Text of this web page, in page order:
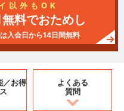
以外もOK
料でおためし
入会日から14日間無料
／お得
よくある
質問